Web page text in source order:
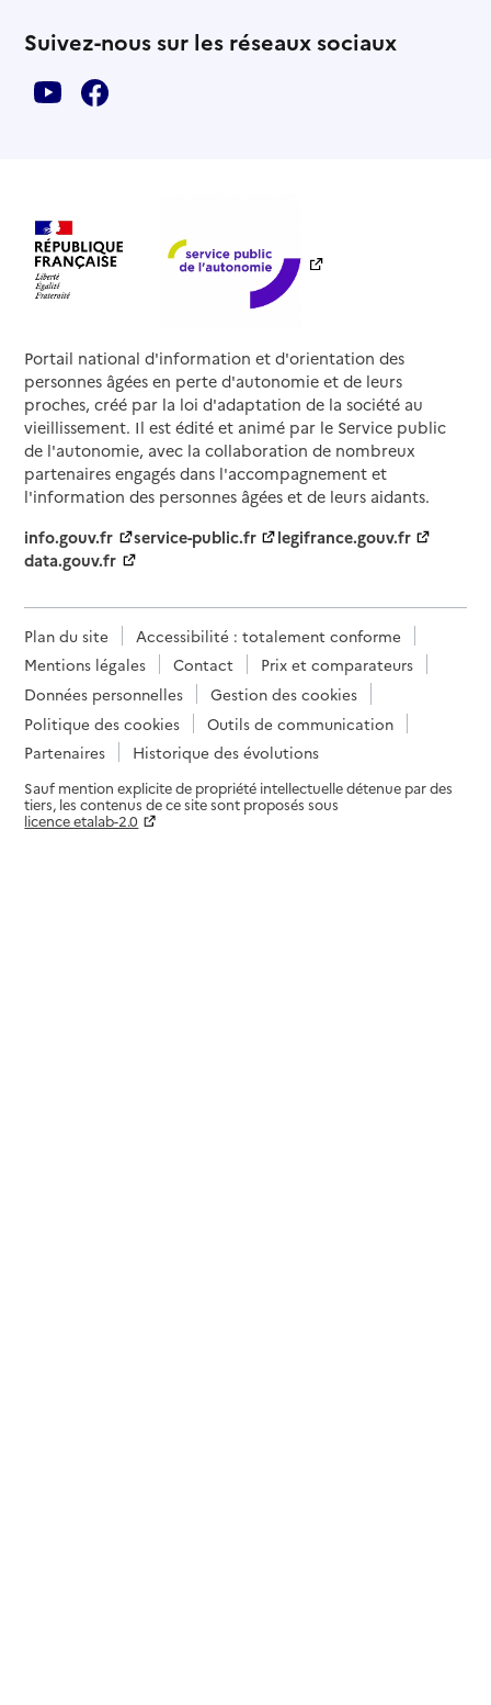
Suivez-nous sur les réseaux sociaux
Portail national d'information et d'orientation des
personnes âgées en perte d'autonomie et de leurs
proches, créé par la loi d'adaptation de la société au
vieillissement. Il est édité et animé par le Service public
de l'autonomie, avec la collaboration de nombreux
partenaires engagés dans l'accompagnement et
l'information des personnes âgées et de leurs aidants.
info.gouv.fr
service-public.fr
legifrance.gouv.fr
data.gouv.fr
Plan du site
Accessibilité : totalement conforme
Mentions légales
Contact
Prix et comparateurs
Données personnelles
Gestion des cookies
Politique des cookies
Outils de communication
Partenaires
Historique des évolutions
Sauf mention explicite de propriété intellectuelle détenue par des
tiers, les contenus de ce site sont proposés sous
licence etalab-2.0